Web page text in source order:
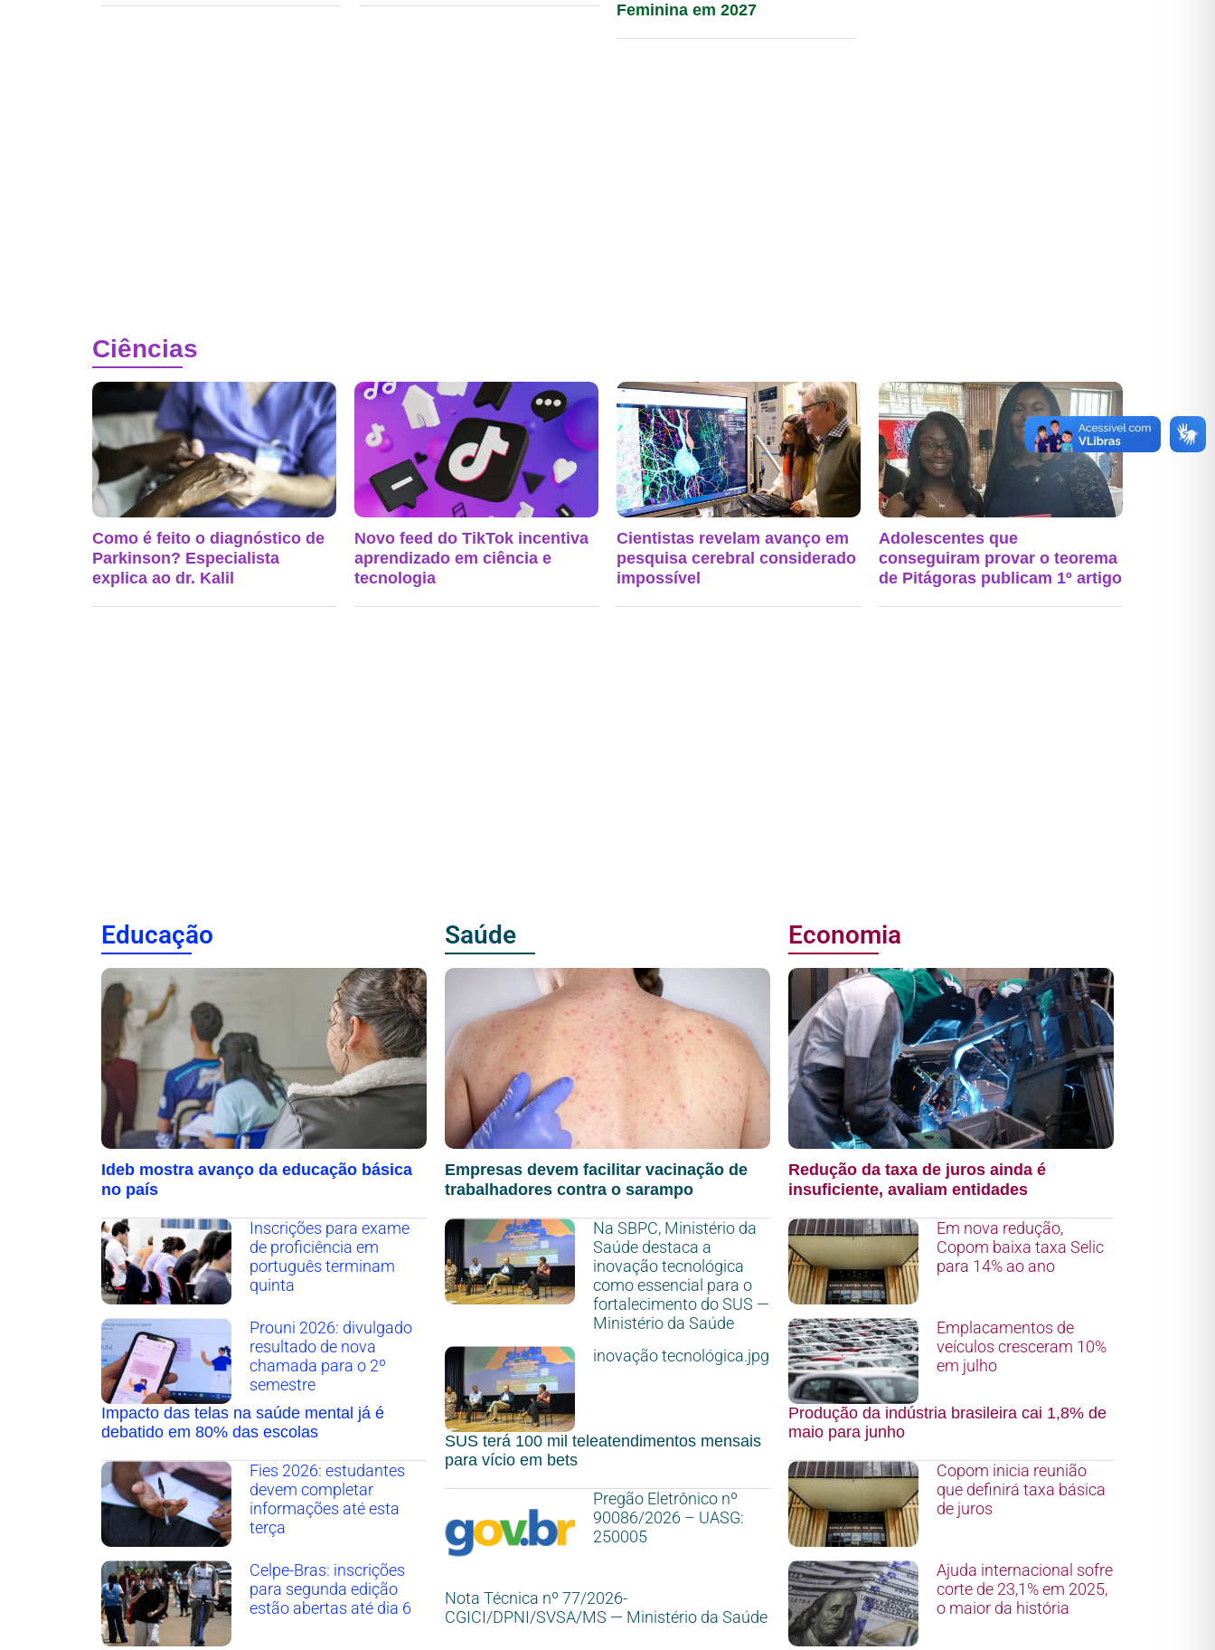
Feminina em 2027
Ciências
Como é feito o diagnóstico de
Parkinson? Especialista
explica ao dr. Kalil
Novo feed do TikTok incentiva
aprendizado em ciência e
tecnologia
Cientistas revelam avanço em
pesquisa cerebral considerado
impossível
Adolescentes que
conseguiram provar o teorema
de Pitágoras publicam 1º artigo
Educação
Ideb mostra avanço da educação básica
no país
Inscrições para exame
de proficiência em
português terminam
quinta
Prouni 2026: divulgado
resultado de nova
chamada para o 2º
semestre
Impacto das telas na saúde mental já é
debatido em 80% das escolas
Fies 2026: estudantes
devem completar
informações até esta
terça
Celpe-Bras: inscrições
para segunda edição
estão abertas até dia 6
Saúde
Empresas devem facilitar vacinação de
trabalhadores contra o sarampo
Na SBPC, Ministério da
Saúde destaca a
inovação tecnológica
como essencial para o
fortalecimento do SUS —
Ministério da Saúde
inovação tecnológica.jpg
SUS terá 100 mil teleatendimentos mensais
para vício em bets
Pregão Eletrônico nº
90086/2026 – UASG:
250005
Nota Técnica nº 77/2026-
CGICI/DPNI/SVSA/MS — Ministério da Saúde
Economia
Redução da taxa de juros ainda é
insuficiente, avaliam entidades
Em nova redução,
Copom baixa taxa Selic
para 14% ao ano
Emplacamentos de
veículos cresceram 10%
em julho
Produção da indústria brasileira cai 1,8% de
maio para junho
Copom inicia reunião
que definirá taxa básica
de juros
Ajuda internacional sofre
corte de 23,1% em 2025,
o maior da história